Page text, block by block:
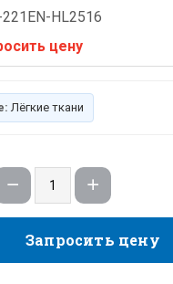
HL2516
цену
Лёгкие ткани
Запросить цену
Запросить цену